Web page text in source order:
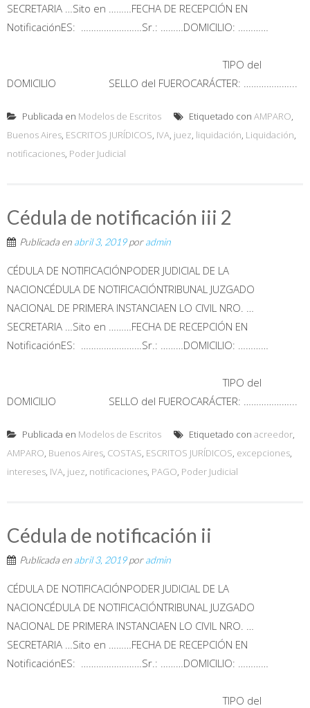
SECRETARIA …Sito en ………FECHA DE RECEPCIÓN EN
NotificaciónES: ……………………Sr.: ………DOMICILIO: …………
TIPO del
DOMICILIO SELLO del FUEROCARÁCTER: ………………...
Publicada en Modelos de Escritos Etiquetado con AMPARO,
Buenos Aires, ESCRITOS JURÍDICOS, IVA, juez, liquidación, Liquidación,
notificaciones, Poder Judicial
Cédula de notificación iii 2
Publicada en abril 3, 2019poradmin
CÉDULA DE NOTIFICACIÓNPODER JUDICIAL DE LA
NACIONCÉDULA DE NOTIFICACIÓNTRIBUNAL JUZGADO
NACIONAL DE PRIMERA INSTANCIAEN LO CIVIL NRO. …
SECRETARIA …Sito en ………FECHA DE RECEPCIÓN EN
NotificaciónES: ……………………Sr.: ………DOMICILIO: …………
TIPO del
DOMICILIO SELLO del FUEROCARÁCTER: ………………...
Publicada en Modelos de Escritos Etiquetado con acreedor,
AMPARO, Buenos Aires, COSTAS, ESCRITOS JURÍDICOS, excepciones,
intereses, IVA, juez, notificaciones, PAGO, Poder Judicial
Cédula de notificación ii
Publicada en abril 3, 2019poradmin
CÉDULA DE NOTIFICACIÓNPODER JUDICIAL DE LA
NACIONCÉDULA DE NOTIFICACIÓNTRIBUNAL JUZGADO
NACIONAL DE PRIMERA INSTANCIAEN LO CIVIL NRO. …
SECRETARIA …Sito en ………FECHA DE RECEPCIÓN EN
NotificaciónES: ……………………Sr.: ………DOMICILIO: …………
TIPO del